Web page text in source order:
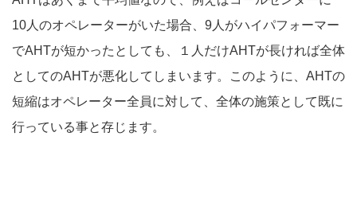
10人のオペレーターがいた場合、9人がハイパフォーマー
でAHTが短かったとしても、１人だけAHTが長ければ全体
としてのAHTが悪化してしまいます。このように、AHTの
短縮はオペレーター全員に対して、全体の施策として既に
行っている事と存じます。